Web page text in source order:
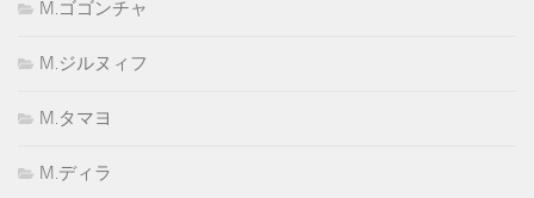
M.ゴゴンチャ
M.ジルヌィフ
M.タマヨ
M.ディラ